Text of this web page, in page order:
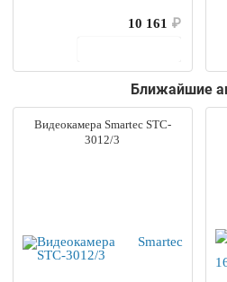
10 161 ₽
Ближайшие
Видеокамера Smartec STC-
3012/3